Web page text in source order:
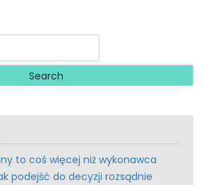
to coś więcej niż wykonawca
podejść do decyzji rozsądnie